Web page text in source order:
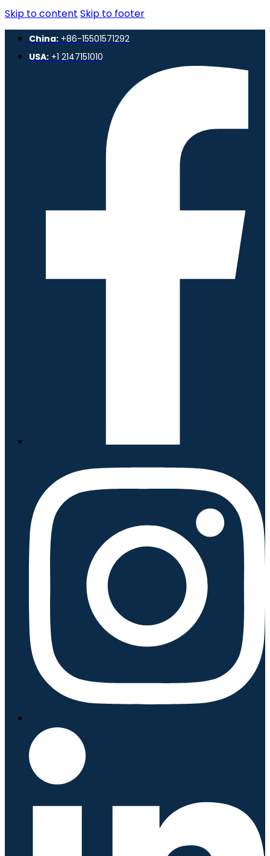
Skip to content Skip to footer
China: +86-15501571292
USA: +1 2147151010